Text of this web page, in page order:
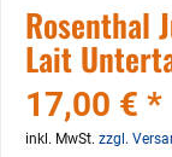
Rosenthal
Lait
17,00 € *
inkl. MwSt. zzgl.